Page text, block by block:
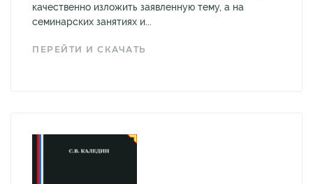
качественно изложить заявленную тему, а на
семинарских занятиях и...
ПЕРЕЙТИ И СКАЧАТЬ